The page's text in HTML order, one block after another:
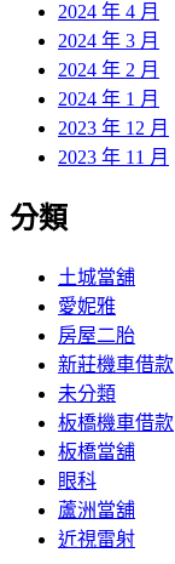
2024 年 4 月
2024 年 3 月
2024 年 2 月
2024 年 1 月
2023 年 12 月
2023 年 11 月
分類
土城當舖
愛妮雅
房屋二胎
新莊機車借款
未分類
板橋機車借款
板橋當舖
眼科
蘆洲當舖
近視雷射